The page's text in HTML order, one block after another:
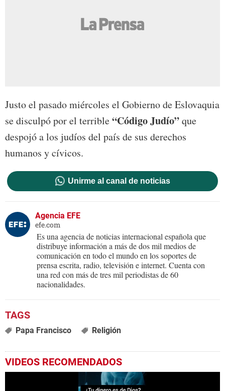
Justo el pasado miércoles el Gobierno de Eslovaquia
se disculpó por el terrible“Código Judío”que
despojó a los judíos del país de sus derechos
humanos y cívicos.
Unirme al canal de noticias
Agencia EFE
efe.com
Es una agencia de noticias internacional española que
distribuye información a más de dos mil medios de
comunicación en todo el mundo en los soportes de
prensa escrita, radio, televisión e internet. Cuenta con
una red con más de tres mil periodistas de 60
nacionalidades.
Papa Francisco Religión
VIDEOS RECOMENDADOS